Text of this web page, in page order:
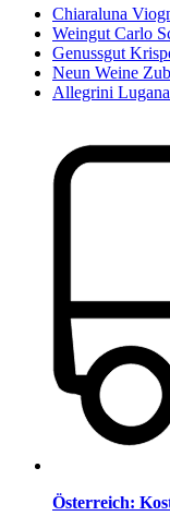
Chiaraluna
Weingut Carlo
Genussgut
Neun Weine
Allegrini
Österreich: